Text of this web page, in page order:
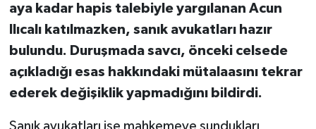
aya kadar hapis talebiyle yargılanan Acun
Ilıcalı katılmazken, sanık avukatları hazır
bulundu. Duruşmada savcı, önceki celsede
açıkladığı esas hakkındaki mütalaasını tekrar
ederek değişiklik yapmadığını bildirdi.
Sanık avukatları ise mahkemeye sundukları